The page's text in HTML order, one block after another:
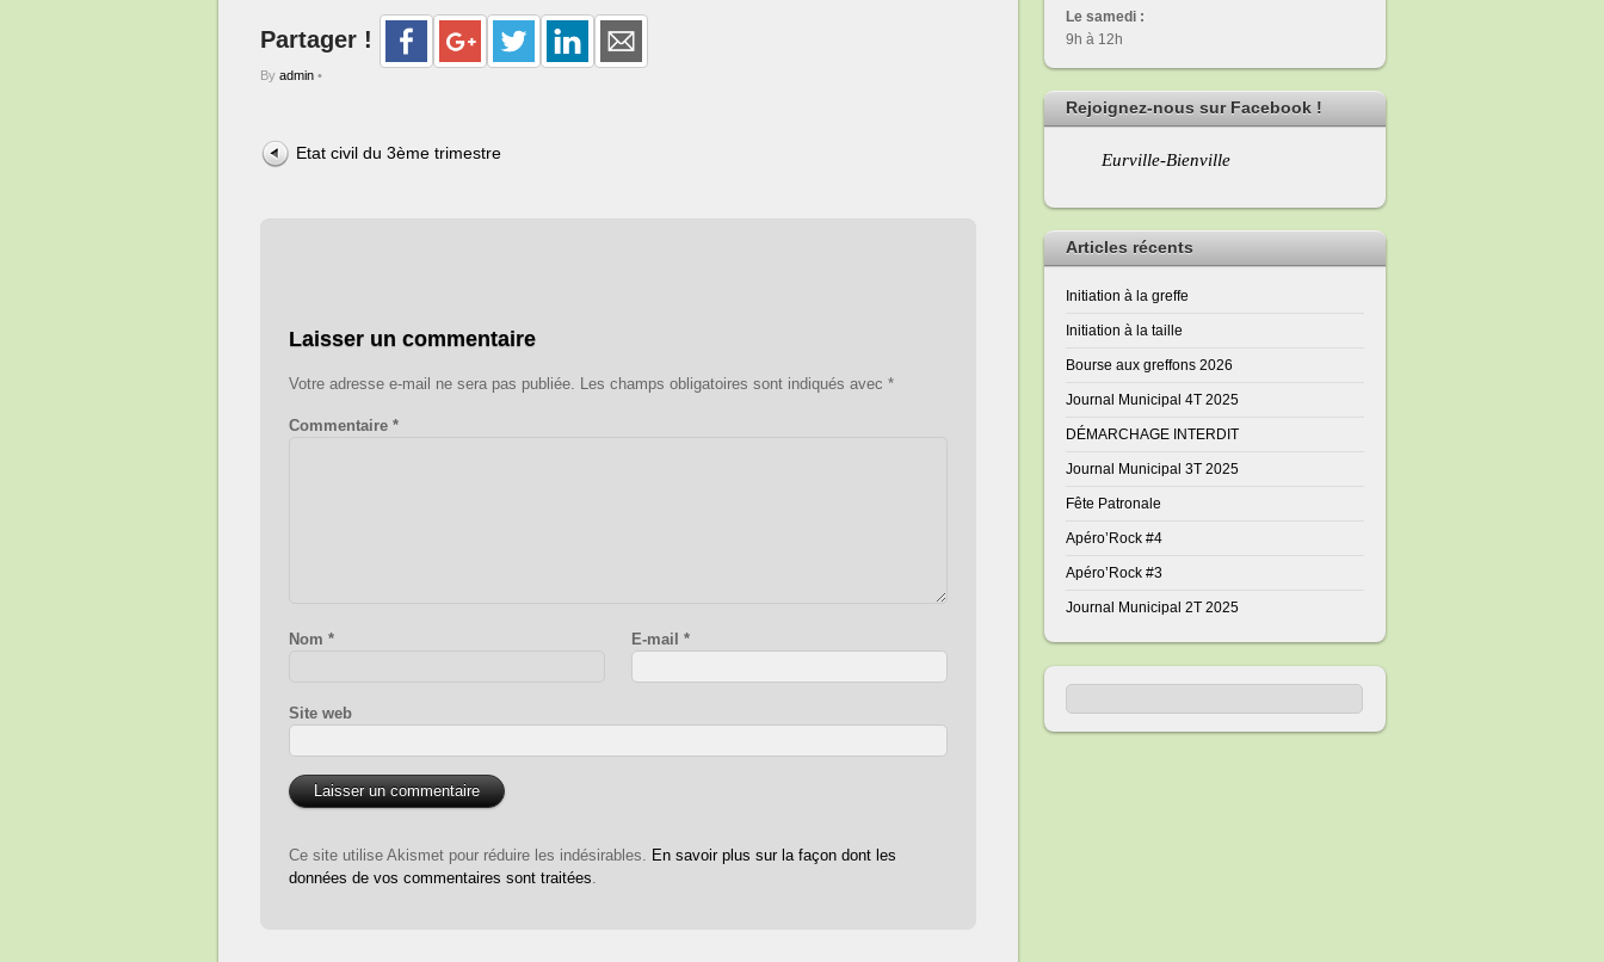
Partager !
By admin •
Etat civil du 3ème trimestre
Laisser un commentaire
Votre adresse e-mail ne sera pas publiée. Les champs obligatoires sont indiqués avec *
Commentaire *
Nom * E-mail*
Site web
Ce site utilise Akismet pour réduire les indésirables. En savoir plus sur la façon dont les
données de vos commentaires sont traitées.
Le samedi :
9h à 12h
Rejoignez-nous sur Facebook !
Eurville-Bienville
Articles récents
Initiation à la greffe
Initiation à la taille
Bourse aux greffons 2026
Journal Municipal 4T 2025
DÉMARCHAGE INTERDIT
Journal Municipal 3T 2025
Fête Patronale
Apéro’Rock #4
Apéro’Rock #3
Journal Municipal 2T 2025